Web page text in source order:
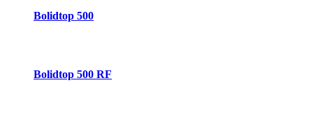
Bolidtop 500
Bolidtop 500 RF